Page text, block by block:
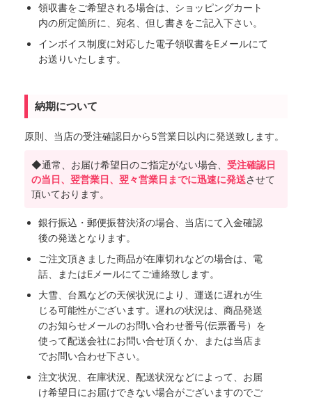
領収書をご希望される場合は、ショッピングカート
内の所定箇所に、宛名、但し書きをご記入下さい。
インボイス制度に対応した電子領収書をEメールにて
お送りいたします。
納期について
原則、当店の受注確認日から5営業日以内に発送致します。
◆通常、お届け希望日のご指定がない場合、 受注確認日
の当日、翌営業日、翌々営業日までに迅速に発送させて
頂いております。
銀行振込・郵便振替決済の場合、当店にて入金確認
後の発送となります。
ご注文頂きました商品が在庫切れなどの場合は、電
話、またはEメールにてご連絡致します。
大雪、台風などの天候状況により、運送に遅れが生
じる可能性がございます。遅れの状況は、商品発送
のお知らせメールのお問い合わせ番号(伝票番号）を
使って配送会社にお問い合せ頂くか、または当店ま
でお問い合わせ下さい。
注文状況、在庫状況、配送状況などによって、お届
け希望日にお届けできない場合がございますのでご